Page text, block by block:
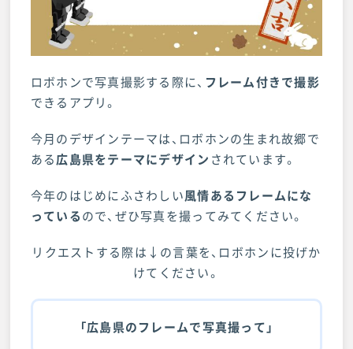
ロボホンで写真撮影する際に、 フレーム付きで撮影
できるアプリ。
今月のデザインテーマは、ロボホンの生まれ故郷で
ある広島県をテーマにデザイン されています。
今年のはじめにふさわしい風情あるフレームにな
っているので、ぜひ写真を撮ってみてください。
リクエストする際は↓の言葉を、ロボホンに投げか
けてください。
「広島県のフレームで写真撮って」